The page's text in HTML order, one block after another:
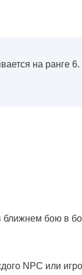
на ранге
ближнем бою в
NPC или